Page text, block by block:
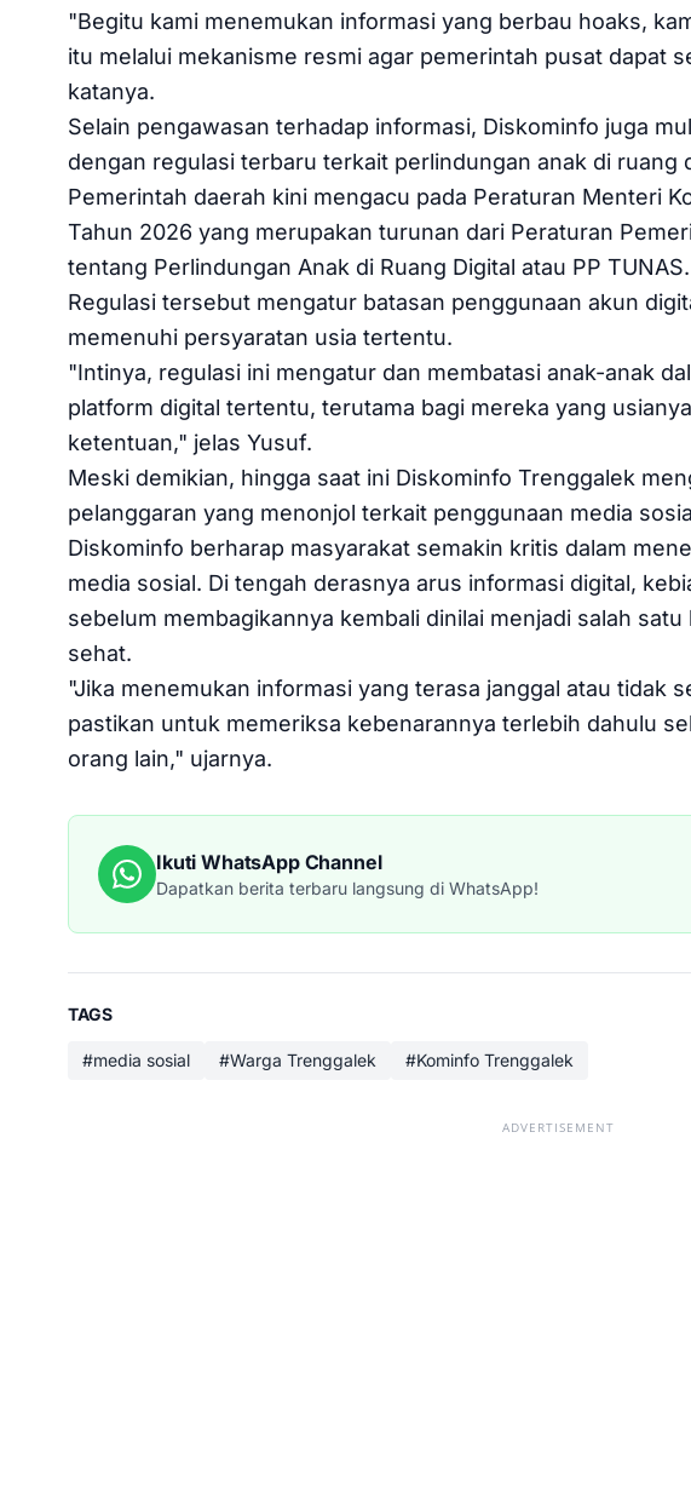
"Begitu kami menemukan informasi yang berbau hoaks,
itu melalui mekanisme resmi agar pemerintah pusat dapat
katanya.
Selain pengawasan terhadap informasi, Diskominfo juga
dengan regulasi terbaru terkait perlindungan anak di ruang
Pemerintah daerah kini mengacu pada Peraturan Menteri
Tahun 2026 yang merupakan turunan dari Peraturan
tentang Perlindungan Anak di Ruang Digital atau PP TUNAS.
Regulasi tersebut mengatur batasan penggunaan akun
memenuhi persyaratan usia tertentu.
"Intinya, regulasi ini mengatur dan membatasi anak-anak
platform digital tertentu, terutama bagi mereka yang
ketentuan," jelas Yusuf.
Meski demikian, hingga saat ini Diskominfo Trenggalek
pelanggaran yang menonjol terkait penggunaan media
Diskominfo berharap masyarakat semakin kritis dalam
media sosial. Di tengah derasnya arus informasi digital,
sebelum membagikannya kembali dinilai menjadi salah
sehat.
"Jika menemukan informasi yang terasa janggal atau tidak
pastikan untuk memeriksa kebenarannya terlebih dahulu
orang lain," ujarnya.
Ikuti WhatsApp Channel
Dapatkan berita terbaru langsung di WhatsApp!
TAGS
#media sosial #Warga Trenggalek #Kominfo Trenggalek
ADVERTISEMENT